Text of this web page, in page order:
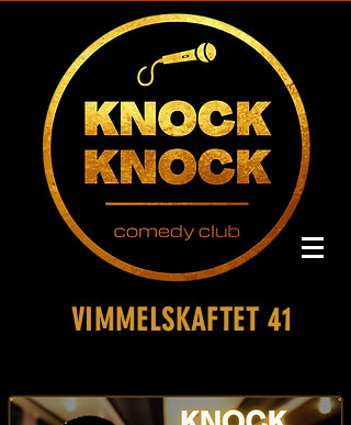
VIMMELSKAFTET 41